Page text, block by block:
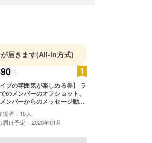
届きます(All-in方式)
円
イブの雰囲気が楽しめる券】 ラ
のメンバーのオフショット、
ンバーからのメッセージ動画
ブ終了後にメールにてお送り
！ ライブにはどうしても来れ
ど、応援してくれる…！とい
援者：15人
届け予定：2020年01月